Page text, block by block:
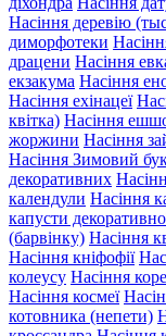
Насіння деревію
диморфотеки
драцени Насіння
екзакума Насіння
Насіння ехінацеї
квітка) Насіння
жоржини Насіння
Насіння Зимовий
декоративних
календули Насіння
капусти
(барвінку) Насіння
Насіння кніфофії
колеусу Насіння
Насіння космеї
котовника (непети)